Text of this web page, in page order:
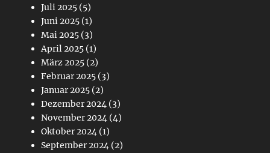
Juli 2025 (5)
Juni 2025 (1)
Mai 2025 (3)
April 2025 (1)
März 2025 (2)
Februar 2025 (3)
Januar 2025 (2)
Dezember 2024 (3)
November 2024 (4)
Oktober 2024 (1)
September 2024 (2)